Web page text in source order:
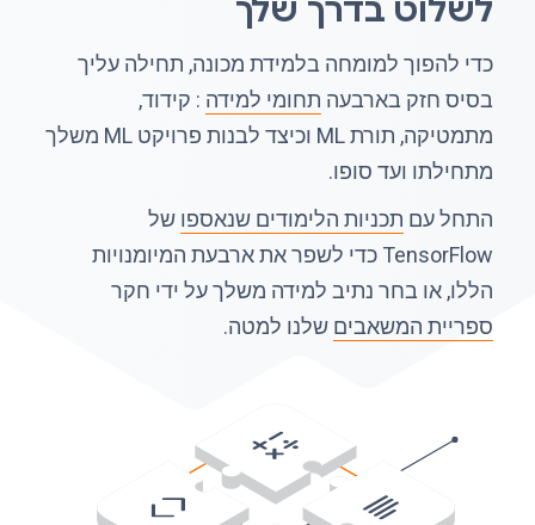
לשלוט בדרך שלך
כדי להפוך למומחה בלמידת מכונה, תחילה עליך
בסיס חזק בארבעה תחומי למידה : קידוד,
מתמטיקה, תורת ML וכיצד לבנות פרויקט ML משלך
מתחילתו ועד סופו.
התחל עם תכניות הלימודים שנאספו של
TensorFlow כדי לשפר את ארבעת המיומנויות
הללו, או בחר נתיב למידה משלך על ידי חקר
ספריית המשאבים שלנו למטה.